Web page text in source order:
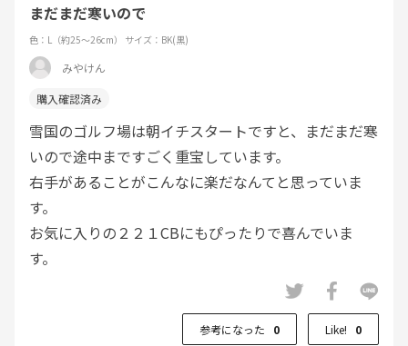
まだまだ寒いので
色：L（約25～26cm） サイズ：BK(黒)
みやけん
雪国のゴルフ場は朝イチスタートですと、まだまだ寒
いので途中まですごく重宝しています。
右手があることがこんなに楽だなんてと思っていま
す。
お気に入りの２２１CBにもぴったりで喜んでいま
す。
参考になった 0 Like! 0